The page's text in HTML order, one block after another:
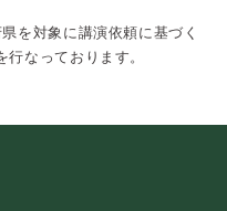
を対象に講演依頼に基づく
なっております。